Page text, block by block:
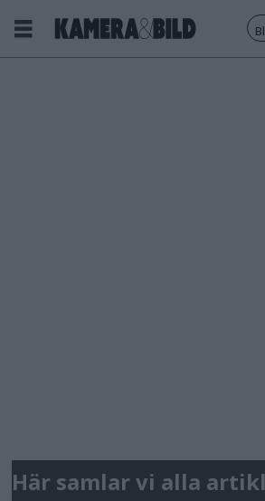
Här samlar vi alla